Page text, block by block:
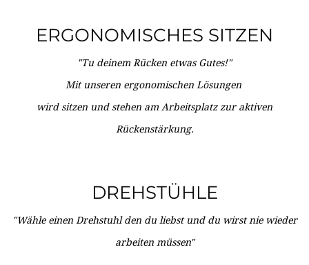
ERGONOMISCHES SITZEN
"Tu deinem Rücken etwas Gutes!"
Mit unseren ergonomischen Lösungen
wird sitzen und stehen am Arbeitsplatz zur aktiven
Rückenstärkung.
DREHSTÜHLE
"Wähle einen Drehstuhl den du liebst und du wirst nie wieder
arbeiten müssen"